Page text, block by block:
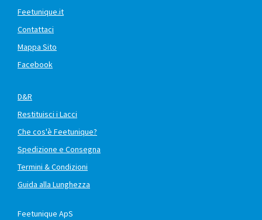
Feetunique.it
Contattaci
Mappa Sito
Facebook
D&R
Restituisci i Lacci
Che cos'è Feetunique?
Spedizione e Consegna
Termini & Condizioni
Guida alla Lunghezza
Feetunique ApS